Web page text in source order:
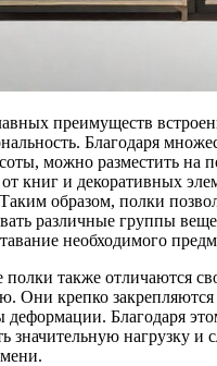
преимуществ
Благодаря
можно разместить на
книг и декоративных
образом, полки
различные группы
необходимого
полки также отличаются
Они крепко закрепляются
деформации. Благодаря
значительную нагрузку и